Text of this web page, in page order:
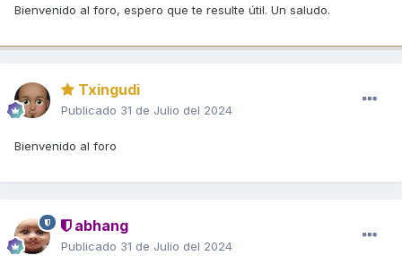
Bienvenido al foro, espero que te resulte útil. Un saludo.
Txingudi
Publicado 31 de Julio del 2024
Bienvenido al foro
abhang
Publicado 31 de Julio del 2024